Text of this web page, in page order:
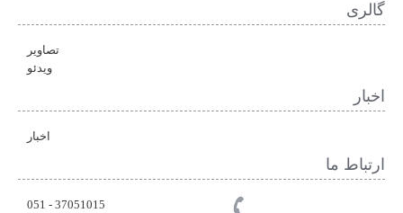
گالری
تصاویر
ویدئو
اخبار
اخبار
ارتباط ما
37051015 - 051